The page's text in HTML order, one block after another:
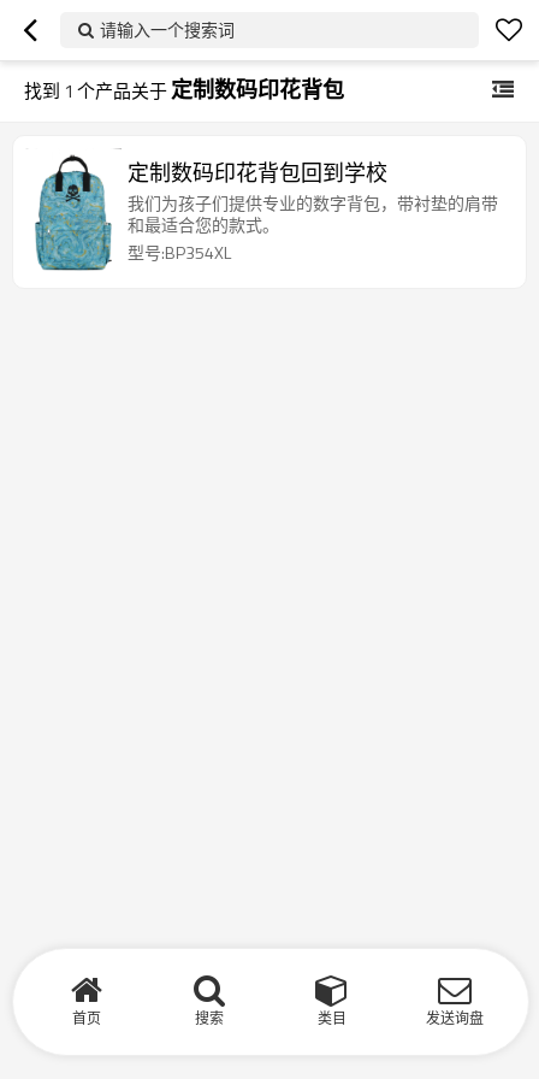
请输入一个搜索词
找到 1 个产品关于定制数码印花背包
定制数码印花背包回到学校
我们为孩子们提供专业的数字背包，带衬垫的肩带
和最适合您的款式。
型号:BP354XL
首页 搜索 类目 发送询盘